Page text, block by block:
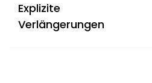
Explizite
Verlängerungen